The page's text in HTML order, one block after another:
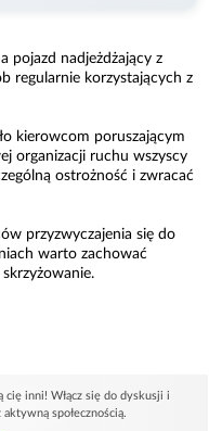
pojazd nadjeżdżający z
regularnie korzystających z
kierowcom poruszającym
organizacji ruchu wszyscy
ostrożność i zwracać
przyzwyczajenia się do
warto zachować
inni! Włącz się do dyskusji i
społecznością.